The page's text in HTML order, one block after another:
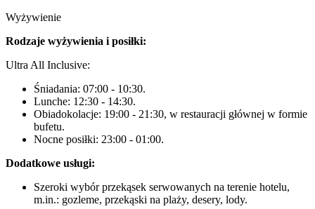
Wyżywienie
Rodzaje wyżywienia i posiłki:
Ultra All Inclusive:
Śniadania: 07:00 - 10:30.
Lunche: 12:30 - 14:30.
Obiadokolacje: 19:00 - 21:30, w restauracji głównej w formie
bufetu.
Nocne posiłki: 23:00 - 01:00.
Dodatkowe usługi:
Szeroki wybór przekąsek serwowanych na terenie hotelu,
m.in.: gozleme, przekąski na plaży, desery, lody.